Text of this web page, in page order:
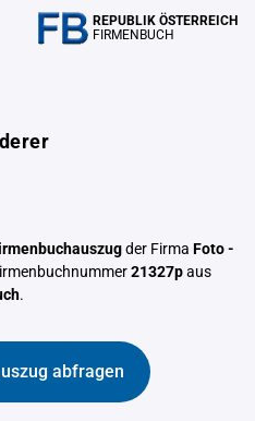
REPUBLIK ÖSTERREICH
FIRMENBUCH
der Firma Foto -
21327paus
.
abfragen